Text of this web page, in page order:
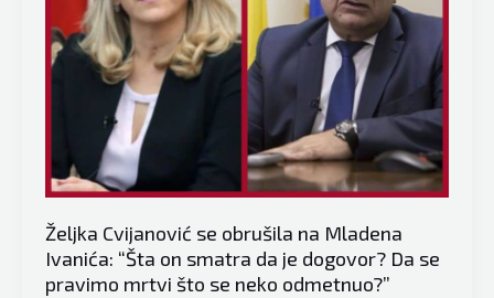
stabilnost
tome
da
bude
Željka Cvijanović se obrušila na Mladena
Ivanića: “Šta on smatra da je dogovor? Da se
pravimo mrtvi što se neko odmetnuo?”